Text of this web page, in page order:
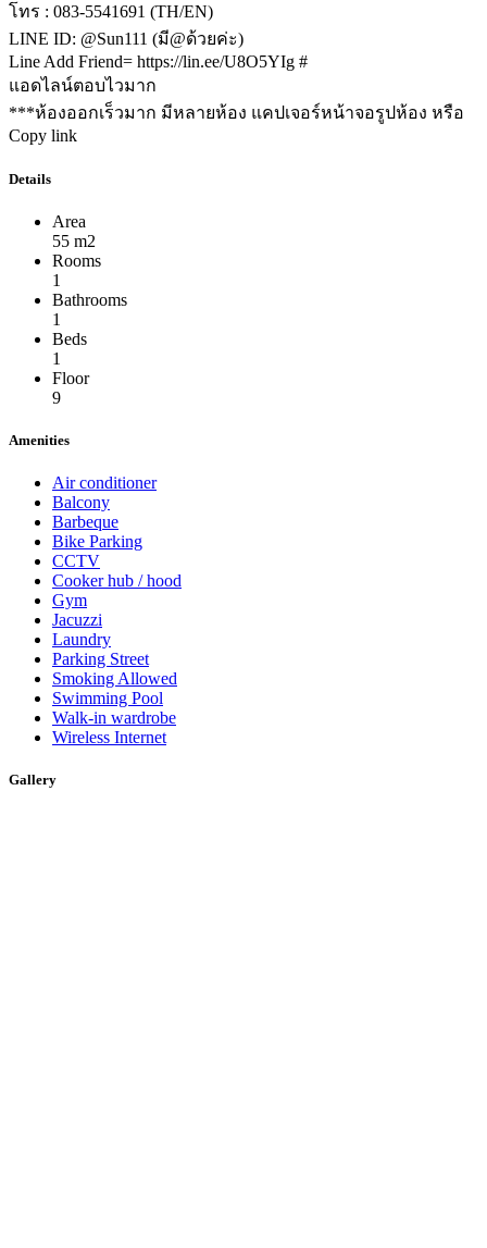
โทร : 083-5541691 (TH/EN)
LINE ID: @Sun111 (มี@ด้วยค่ะ)
Line Add Friend= https://lin.ee/U8O5YIg #
แอดไลน์ตอบไวมาก
***ห้องออกเร็วมาก มีหลายห้อง แคปเจอร์หน้าจอรูปห้อง หรือ
Copy link
Details
Area
55 m2
Rooms
1
Bathrooms
1
Beds
1
Floor
9
Amenities
Air conditioner
Balcony
Barbeque
Bike Parking
CCTV
Cooker hub / hood
Gym
Jacuzzi
Laundry
Parking Street
Smoking Allowed
Swimming Pool
Walk-in wardrobe
Wireless Internet
Gallery